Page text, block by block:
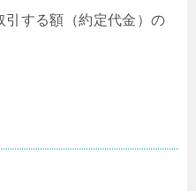
引する額（約定代金）の